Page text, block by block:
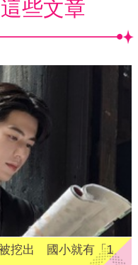
些文章
挖出 國小就有「1